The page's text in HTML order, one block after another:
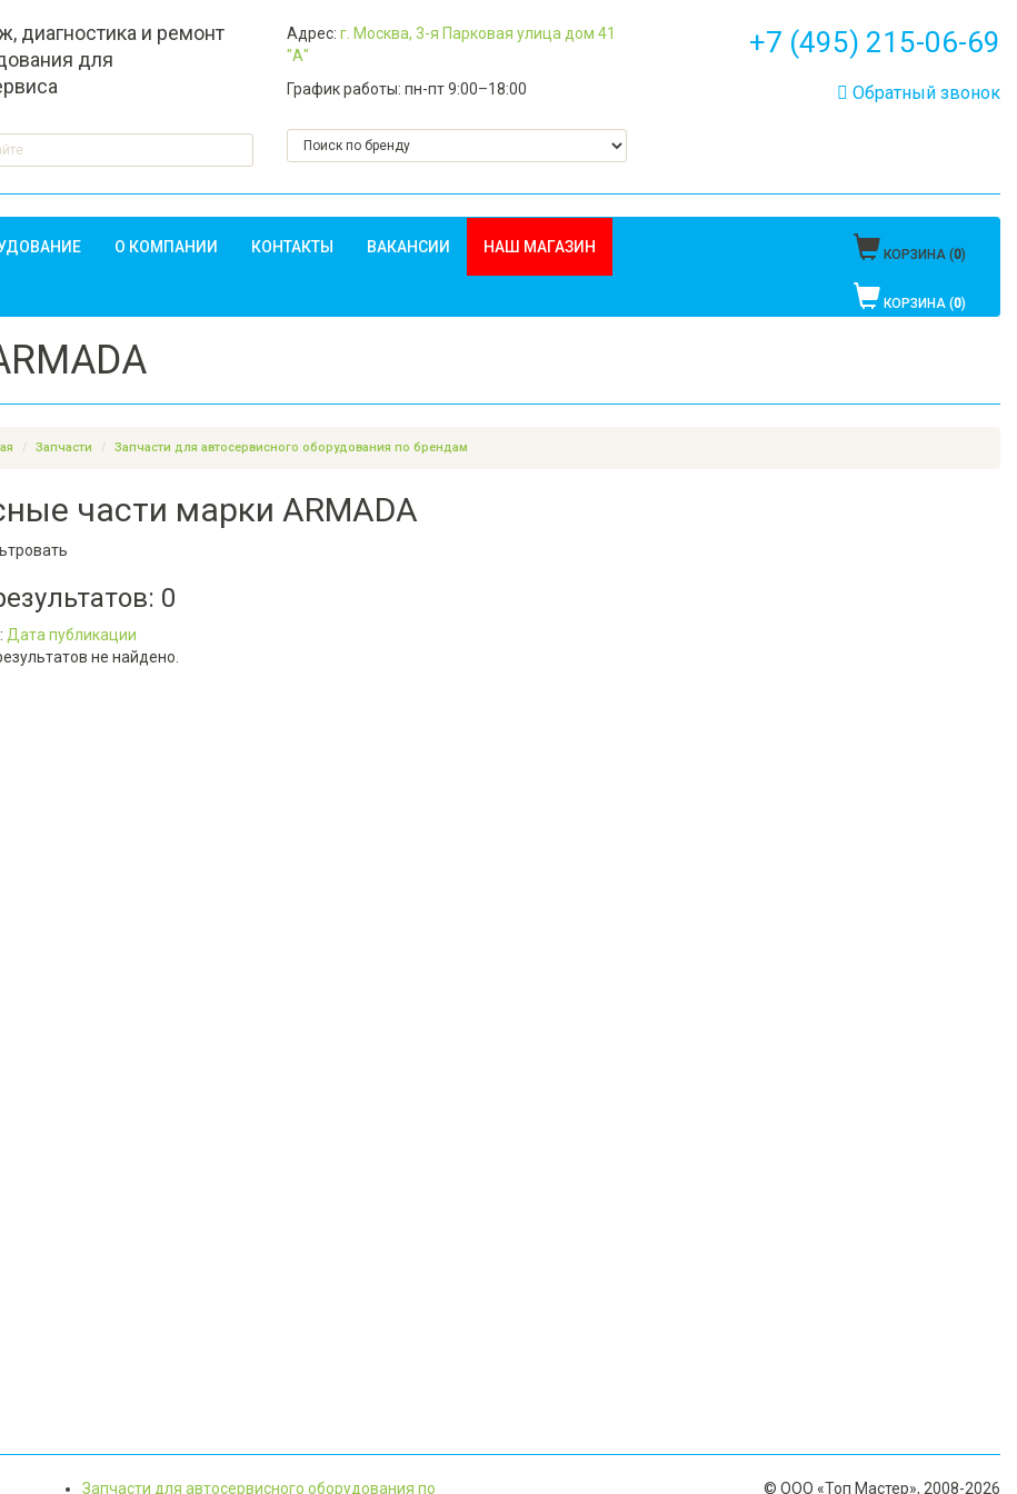
диагностика и ремонт
для
Адрес: г. Москва, 3-я Парковая улица дом 41
"А"
График работы: пн-пт 9:00–18:00
+7 (495) 215-06-69
Обратный звонок
О КОМПАНИИ КОНТАКТЫ ВАКАНСИИ НАШ МАГАЗИН КОРЗИНА (0)
КОРЗИНА (0)
Запчасти Запчасти для автосервисного оборудования по брендам
части марки ARMADA
0
Дата публикации
не найдено.
Запчасти для автосервисного оборудования по © ООО «Топ Мастер», 2008-2026